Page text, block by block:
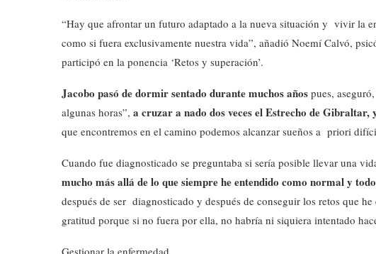
“Hay que afrontar un futuro adaptado a la nueva situación y vivir la
como si fuera exclusivamente nuestra vida”, añadió Noemí Calvó,
participó en la ponencia ‘Retos y superación’.
Jacobo pasó de dormir sentado durante muchos años pues,
algunas horas”, a cruzar a nado dos veces el Estrecho de Gibraltar,
que encontremos en el camino podemos alcanzar sueños a priori
Cuando fue diagnosticado se preguntaba si sería posible llevar una
mucho más allá de lo que siempre he entendido como normal y
después de ser diagnosticado y después de conseguir los retos que
gratitud porque si no fuera por ella, no habría ni siquiera intentado
Gestionar la enfermedad